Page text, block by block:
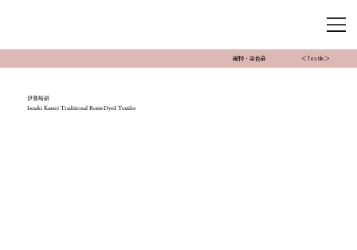
織物・染色品 ＜Textile＞
伊勢崎絣
Isesaki Kasuri Traditional Resist-Dyed Textiles